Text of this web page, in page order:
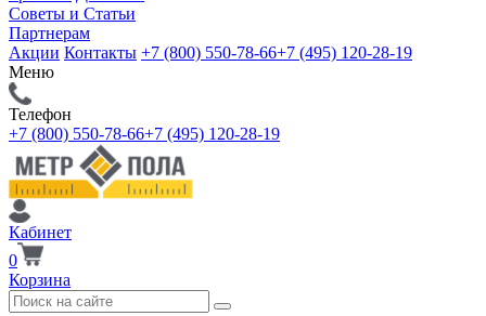
Советы и Статьи
Партнерам
Акции Контакты +7 (800) 550-78-66+7 (495) 120-28-19
Меню
Телефон
+7 (800) 550-78-66+7 (495) 120-28-19
Кабинет
0
Корзина